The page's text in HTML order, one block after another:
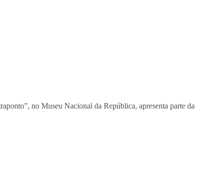
no Museu Nacional da República, apresenta parte da